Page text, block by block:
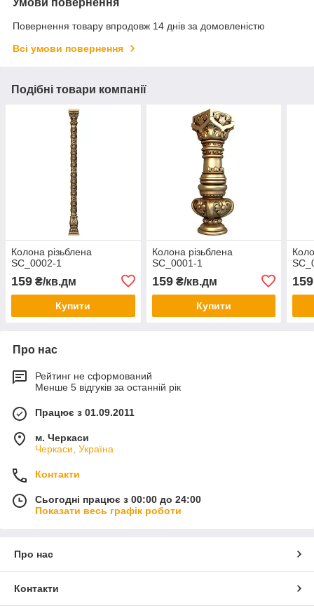
Умови повернення
Повернення товару впродовж 14 днів за домовленістю
Всі умови повернення
Подібні товари компанії
Колона різьблена
SC_0002-1
159 ₴/кв.дм
Купити
Колона різьблена
SC_0001-1
159₴/кв.дм
Купити
159
Про нас
Рейтинг не сформований
Менше 5 відгуків за останній рік
Працює з 01.09.2011
м. Черкаси
Черкаси, Україна
Контакти
Сьогодні працює з 00:00 до 24:00
Показати весь графік роботи
Про нас
Контакти